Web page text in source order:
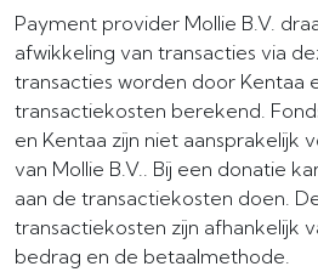
Payment provider Mollie B.V.
afwikkeling van transacties via
transacties worden door Kentaa
transactiekosten berekend.
en Kentaa zijn niet aansprakelijk
van Mollie B.V.. Bij een donatie
aan de transactiekosten doen.
transactiekosten zijn afhankelijk
bedrag en de betaalmethode.